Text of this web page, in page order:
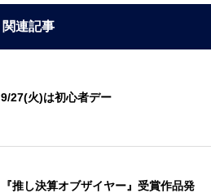
関連記事
9/27(火)は初心者デー
『推し決算オブザイヤー』受賞作品発